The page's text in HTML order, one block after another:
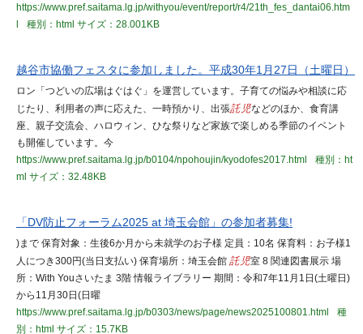
https://www.pref.saitama.lg.jp/withyou/event/report/r4/21th_fes_dantai06.htm
種別：html サイズ：28.001KB
越谷市協働フェスタに参加しました。平成30年1月27日（土曜日）
ロン「つどいの広場はぐはぐ」を運営しています。子育ての悩みや相談に応
じたり、利用者の声に応えた、一時預かり、出張託児などのほか、食育講
座、親子交流会、ハロウィン、ひな祭りなど家族で楽しめる季節のイベント
も開催しています。今
https://www.pref.saitama.lg.jp/b0104/npohoujin/kyodofes2017.html
種別：ht
ml サイズ：32.48KB
「DV防止フォーラム2025 at 埼玉会館」の参加者募集!
)まで 保育対象：生後6か月から未就学のお子様 定員：10名 保育料：お子様1
人につき300円(当日支払い) 保育場所：埼玉会館 託児室 8 関連図書展示 場
所：With Youさいたま 3階 情報ライブラリー 期間：令和7年11月1日(土曜日)
から11月30日(日曜
https://www.pref.saitama.lg.jp/b0303/news/page/news2025100801.html
種
別：html サイズ：15.7KB